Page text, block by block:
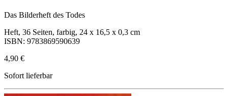
Das Bilderheft des Todes
Heft, 36 Seiten, farbig, 24 x 16,5 x 0,3 cm
ISBN: 9783869590639
4,90 €
Sofort lieferbar